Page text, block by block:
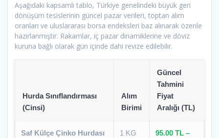
Aşağıdaki kapsamlı tablo, Türkiye genelindeki büyük geri
dönüşüm tesislerinin güncel pazar verileri, toptan alım
oranları ve uluslararası borsa endeksleri baz alınarak özenle
hazırlanmıştır. Rakamlar, iç pazar dinamiklerine ve döviz
kuruna bağlı olarak gün içinde dahi revize edilebilir.
Hurda Sınıflandırması
(Cinsi)
Alım
Birimi
Güncel
Tahmini
Fiyat
Aralığı (TL)
Saf Külçe Çinko Hurdası
1 KG
95.00 TL –